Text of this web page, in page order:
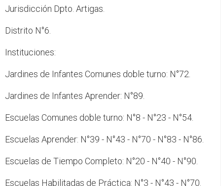
Jurisdicción Dpto. Artigas.
Distrito N°6.
Instituciones:
Jardines de Infantes Comunes doble turno: N°72.
Jardines de Infantes Aprender: N°89.
Escuelas Comunes doble turno: N°8 - N°23 - N°54.
Escuelas Aprender: N°39 - N°43 - N°70 - N°83 - N°86.
Escuelas de Tiempo Completo: N°20 - N°40 - N°90.
Escuelas Habilitadas de Práctica: N°3 - N°43 - N°70.